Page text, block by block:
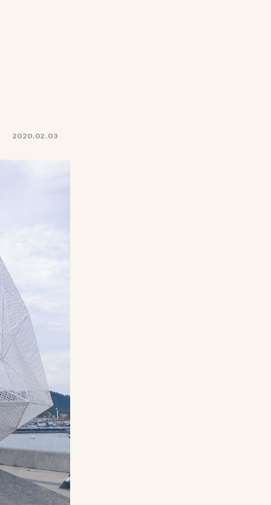
2020.02.03